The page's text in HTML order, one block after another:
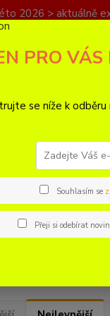
2026 > aktuálně
Kulaté papírové lampiony
(tvar koule)
PRO
se níže k
Souhlasím se
Přeji si odebírat